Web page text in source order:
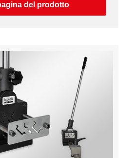
del prodotto